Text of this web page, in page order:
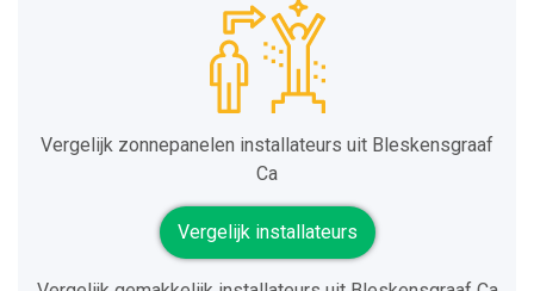
Vergelijk zonnepanelen installateurs uit Bleskensgraaf
Ca
Vergelijk installateurs